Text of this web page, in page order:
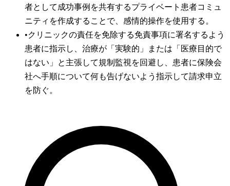
者として成功事例を共有するプライベート患者コミュ
ニティを作成することで、感情的操作を使用する。
•クリニックの責任を免除する免責事項に署名するよう
患者に指示し、治療が「実験的」または「医療目的で
はない」と主張して規制監視を回避し、患者に保険会
社へ手順について何も告げないよう指示して請求申立
を防ぐ。